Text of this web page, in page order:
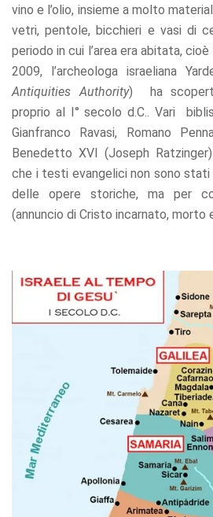
vino e l’olio, insieme a molto
vetri, pentole, bicchieri e vasi di
periodo in cui l’area era abitata,
2009, l’archeologa israeliana
Antiquities Authority) ha
proprio al I° secolo d.C.. Vari
Gianfranco Ravasi, Romano
Benedetto XVI (Joseph
che i testi evangelici non sono
delle opere storiche, ma per
(annuncio di Cristo incarnato, morto